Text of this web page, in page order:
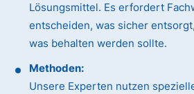
Lösungsmittel. Es erfordert
entscheiden, was sicher
was behalten werden sollte.
Methoden:
Unsere Experten nutzen